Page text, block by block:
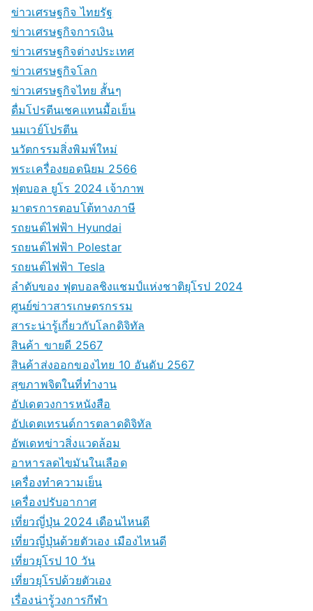
ข่าวเศรษฐกิจ ไทยรัฐ
ข่าวเศรษฐกิจการเงิน
ข่าวเศรษฐกิจต่างประเทศ
ข่าวเศรษฐกิจโลก
ข่าวเศรษฐกิจไทย สั้นๆ
ดื่มโปรตีนเชคแทนมื้อเย็น
นมเวย์โปรตีน
นวัตกรรมสิ่งพิมพ์ใหม่
พระเครื่องยอดนิยม 2566
ฟุตบอล ยูโร 2024 เจ้าภาพ
มาตรการตอบโต้ทางภาษี
รถยนต์ไฟฟ้า Hyundai
รถยนต์ไฟฟ้า Polestar
รถยนต์ไฟฟ้า Tesla
ลำดับของ ฟุตบอลชิงแชมป์แห่งชาติยุโรป 2024
ศูนย์ข่าวสารเกษตรกรรม
สาระน่ารู้เกี่ยวกับโลกดิจิทัล
สินค้า ขายดี 2567
สินค้าส่งออกของไทย 10 อันดับ 2567
สุขภาพจิตในที่ทำงาน
อัปเดตวงการหนังสือ
อัปเดตเทรนด์การตลาดดิจิทัล
อัพเดทข่าวสิ่งแวดล้อม
อาหารลดไขมันในเลือด
เครื่องทำความเย็น
เครื่องปรับอากาศ
เที่ยวญี่ปุ่น 2024 เดือนไหนดี
เที่ยวญี่ปุ่นด้วยตัวเอง เมืองไหนดี
เที่ยวยุโรป 10 วัน
เที่ยวยุโรปด้วยตัวเอง
เรื่องน่ารู้วงการกีฬา